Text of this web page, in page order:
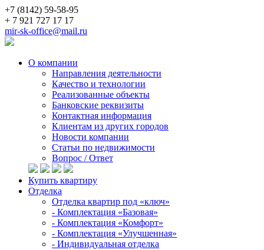
+7 (8142) 59-58-95
+ 7 921 727 17 17
mir-sk-office@mail.ru
О компании
Направления деятельности
Качество и технологии
Реализованные объекты
Банковские реквизиты
Контактная информация
Клиентам из других городов
Новости компании
Статьи по недвижимости
Вопрос / Ответ
Купить квартиру
Отделка
Отделка квартир под «ключ»
- Комплектация «Базовая»
- Комплектация «Комфорт»
- Комплектация «Улучшенная»
- Индивидуальная отделка